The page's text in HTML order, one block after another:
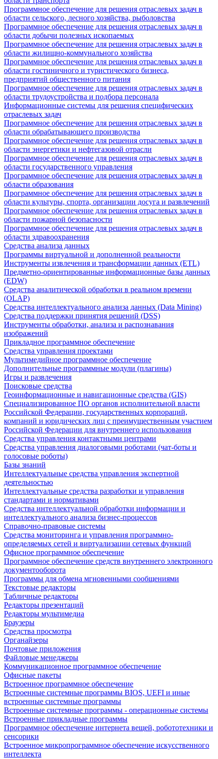
Программное обеспечение для решения отраслевых задач в
области сельского, лесного хозяйства, рыболовства
Программное обеспечение для решения отраслевых задач в
области добычи полезных ископаемых
Программное обеспечение для решения отраслевых задач в
области жилищно-коммунального хозяйства
Программное обеспечение для решения отраслевых задач в
области гостиничного и туристического бизнеса,
предприятий общественного питания
Программное обеспечение для решения отраслевых задач в
области трудоустройства и подбора персонала
Информационные системы для решения специфических
отраслевых задач
Программное обеспечение для решения отраслевых задач в
области обрабатывающего производства
Программное обеспечение для решения отраслевых задач в
области энергетики и нефтегазовой отрасли
Программное обеспечение для решения отраслевых задач в
области государственного управления
Программное обеспечение для решения отраслевых задач в
области образования
Программное обеспечение для решения отраслевых задач в
области культуры, спорта, организации досуга и развлечений
Программное обеспечение для решения отраслевых задач в
области пожарной безопасности
Программное обеспечение для решения отраслевых задач в
области здравоохранения
Средства анализа данных
Программы виртуальной и дополненной реальности
Инструменты извлечения и трансформации данных (ETL)
Предметно-ориентированные информационные базы данных
(EDW)
Средства аналитической обработки в реальном времени
(OLAP)
Средства интеллектуального анализа данных (Data Mining)
Средства поддержки принятия решений (DSS)
Инструменты обработки, анализа и распознавания
изображений
Прикладное программное обеспечение
Средства управления проектами
Мультимедийное программное обеспечение
Дополнительные программные модули (плагины)
Игры и развлечения
Поисковые средства
Геоинформационные и навигационные средства (GIS)
Специализированное ПО органов исполнительной власти
Российской Федерации, государственных корпораций,
компаний и юридических лиц с преимущественным участием
Российской Федерации для внутреннего использования
Средства управления контактными центрами
Средства управления диалоговыми роботами (чат-боты и
голосовые роботы)
Базы знаний
Интеллектуальные средства управления экспертной
деятельностью
Интеллектуальные средства разработки и управления
стандартами и нормативами
Средства интеллектуальной обработки информации и
интеллектуального анализа бизнес-процессов
Справочно-правовые системы
Средства мониторинга и управления программно-
определяемых сетей и виртуализации сетевых функций
Офисное программное обеспечение
Программное обеспечение средств внутреннего электронного
документооборота
Программы для обмена мгновенными сообщениями
Текстовые редакторы
Табличные редакторы
Редакторы презентаций
Редакторы мультимедиа
Браузеры
Средства просмотра
Органайзеры
Почтовые приложения
Файловые менеджеры
Коммуникационное программное обеспечение
Офисные пакеты
Встроенное программное обеспечение
Встроенные системные программы BIOS, UEFI и иные
встроенные системные программы
Встроенные системные программы - операционные системы
Встроенные прикладные программы
Программное обеспечение интернета вещей, робототехники и
сенсорики
Встроенное микропрограммное обеспечение искусственного
интеллекта